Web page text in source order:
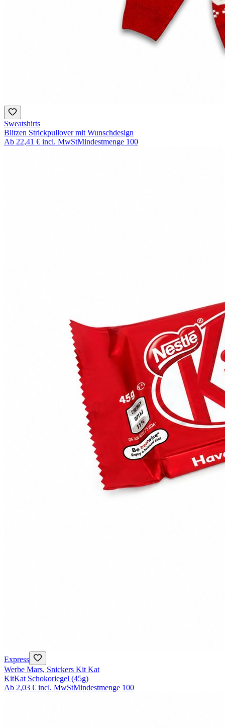
Sweatshirts
Blitzen Strickpullover mit Wunschdesign
Ab 22,41 € incl. MwStMindestmenge 100
Express
Werbe Mars, Snickers Kit Kat
KitKat Schokoriegel (45g)
Ab 2,03 € incl. MwStMindestmenge 100